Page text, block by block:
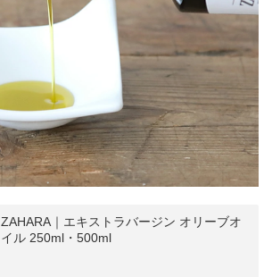
ZAHARA｜エキストラバージン オリーブオ
イル 250ml・500ml